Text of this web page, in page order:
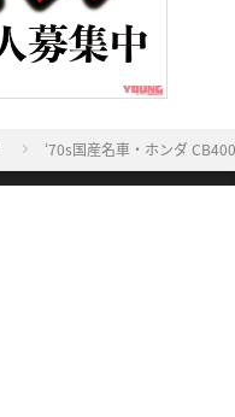
‘70s国産名車・ホンダ